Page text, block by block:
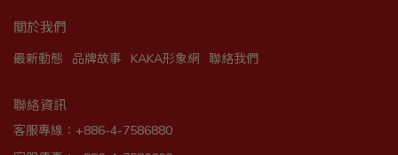
關於我們
最新動態 品牌故事 KAKA形象網 聯絡我們
聯絡資訊
客服專線：+886-4-7586880